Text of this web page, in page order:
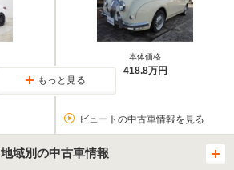
本体価格
418.8万円
もっと見る
ビュートの中古車情報を見る
地域別の中古車情報